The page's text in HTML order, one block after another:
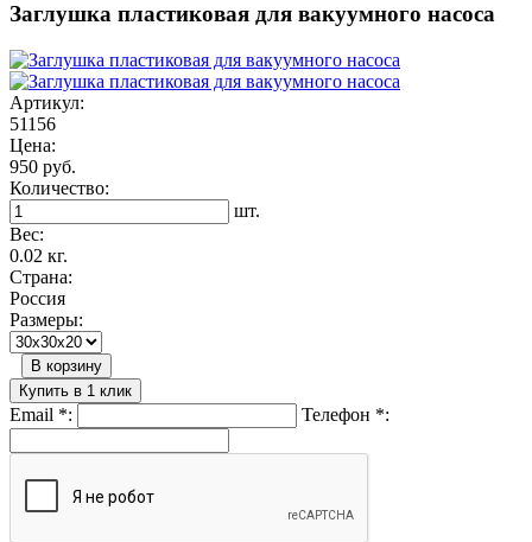
Заглушка пластиковая для вакуумного насоса
Артикул:
51156
Цена:
950 руб.
Количество:
шт.
Вес:
0.02 кг.
Страна:
Россия
Размеры:
В корзину
Купить в 1 клик
Email *: Телефон *: